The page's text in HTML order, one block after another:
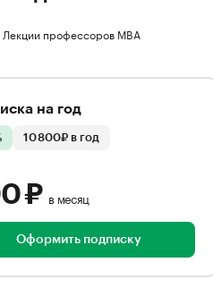
Лекции профессоров MBA
на год
10 800₽ в год
₽ в месяц
Оформить подписку